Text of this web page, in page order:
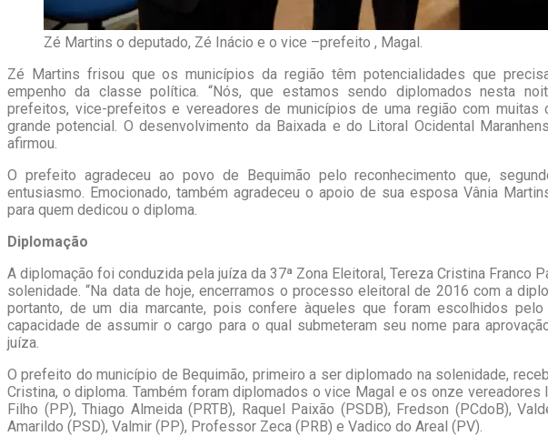
Zé Martins o deputado, Zé Inácio e o vice –prefeito , Magal.
Zé Martins frisou que os municípios da região têm potencialidades que
empenho da classe política. “Nós, que estamos sendo diplomados nesta
prefeitos, vice-prefeitos e vereadores de municípios de uma região com muitas
grande potencial. O desenvolvimento da Baixada e do Litoral Ocidental
afirmou.
O prefeito agradeceu ao povo de Bequimão pelo reconhecimento que,
entusiasmo. Emocionado, também agradeceu o apoio de sua esposa Vânia
para quem dedicou o diploma.
Diplomação
A diplomação foi conduzida pela juíza da 37ª Zona Eleitoral, Tereza Cristina Franco
solenidade. “Na data de hoje, encerramos o processo eleitoral de 2016 com a
portanto, de um dia marcante, pois confere àqueles que foram escolhidos
capacidade de assumir o cargo para o qual submeteram seu nome para
juíza.
O prefeito do município de Bequimão, primeiro a ser diplomado na solenidade,
Cristina, o diploma. Também foram diplomados o vice Magal e os onze vereadores
Filho (PP), Thiago Almeida (PRTB), Raquel Paixão (PSDB), Fredson (PCdoB),
Amarildo (PSD), Valmir (PP), Professor Zeca (PRB) e Vadico do Areal (PV).